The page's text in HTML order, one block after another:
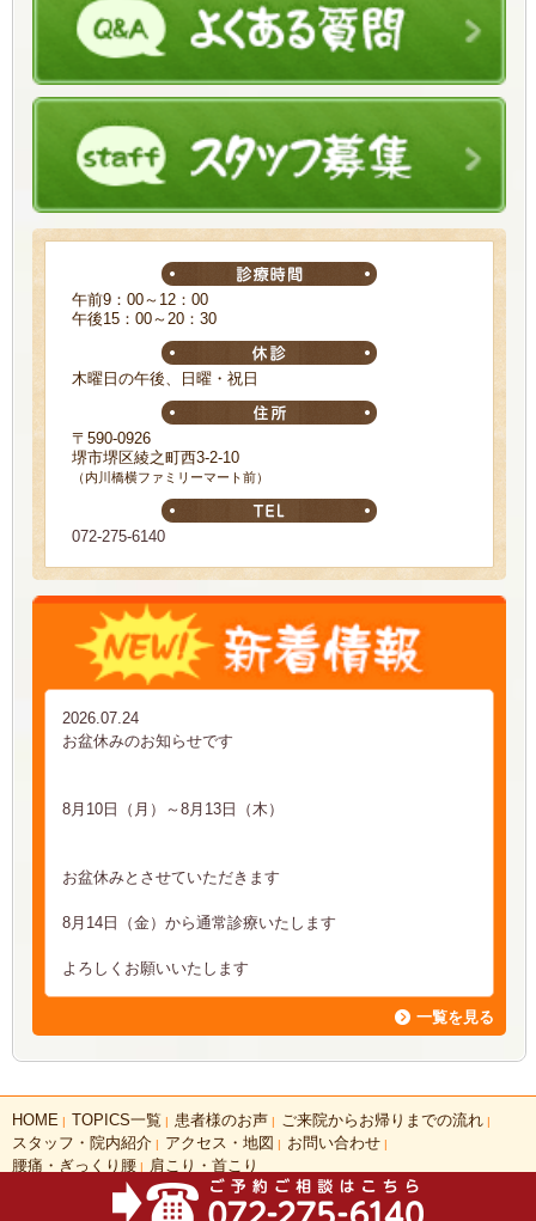
午前9：00～12：00
午後15：00～20：30
木曜日の午後、日曜・祝日
〒590-0926
堺市堺区綾之町西3-2-10
（内川橋横ファミリーマート前）
072-275-6140
2026.07.24
お盆休みのお知らせです
8月10日（月）～8月13日（木）
お盆休みとさせていただきます
8月14日（金）から通常診療いたします
よろしくお願いいたします
一覧を見る
HOME | TOPICS一覧 | 患者様のお声 | ご来院からお帰りまでの流れ |
スタッフ・院内紹介 | アクセス・地図 | お問い合わせ |
腰痛・ぎっくり腰 | 肩こり・首こり
COPYRIGHT(C)2026 あやのはりきゅう整骨院 ALL RIGHTS RESERVED.